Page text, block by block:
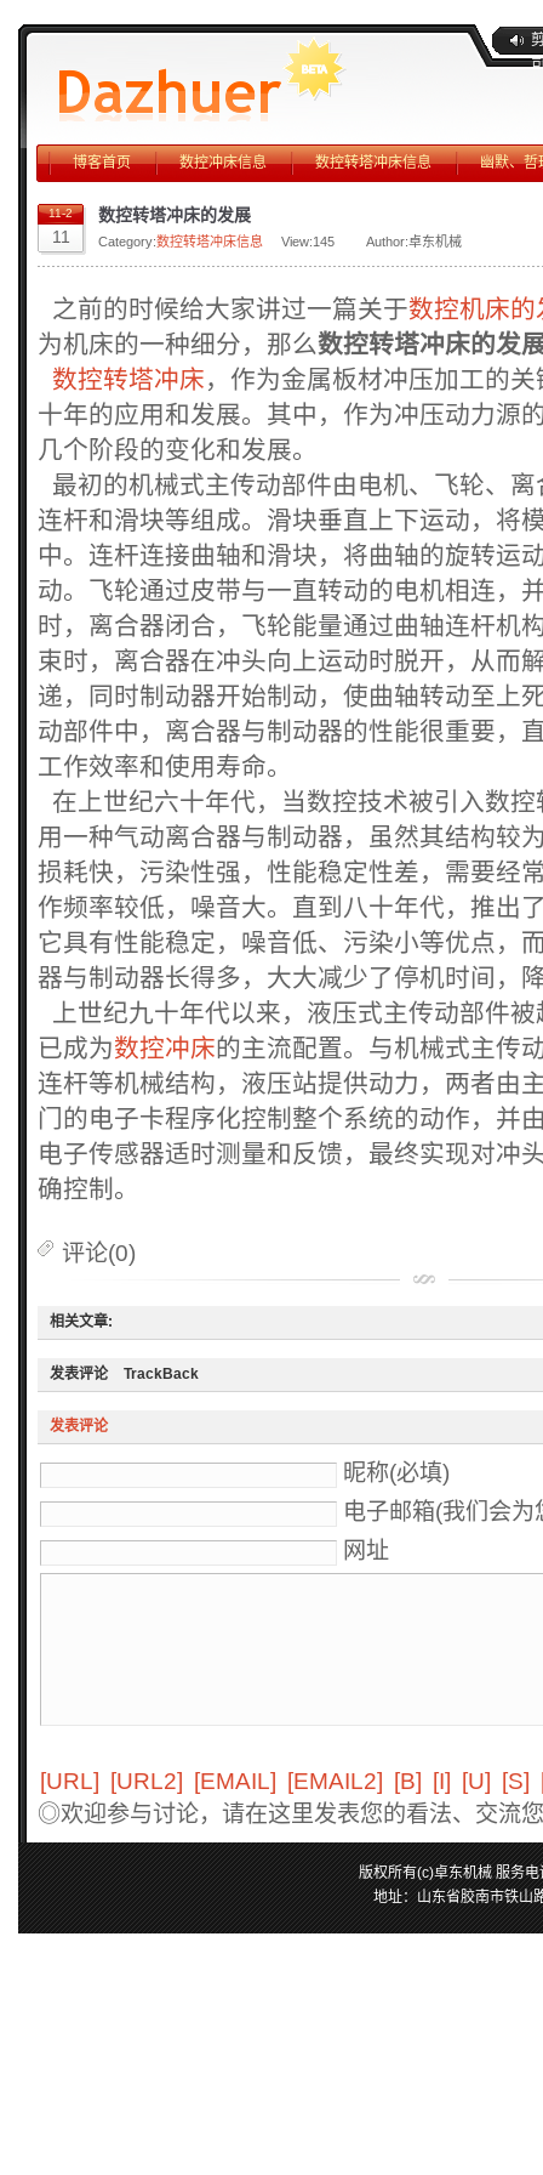
博客首页 数控冲床信息 数控转塔冲床信息 幽默、哲
11-2
11
数控转塔冲床的发展
Category:数控转塔冲床信息 View:145 Author:卓东机械
之前的时候给大家讲过一篇关于数控机床的
为机床的一种细分，那么数控转塔冲床的发
数控转塔冲床，作为金属板材冲压加工的
十年的应用和发展。其中，作为冲压动力源
几个阶段的变化和发展。
最初的机械式主传动部件由电机、飞轮、
连杆和滑块等组成。滑块垂直上下运动，将
中。连杆连接曲轴和滑块，将曲轴的旋转运
动。飞轮通过皮带与一直转动的电机相连，
时，离合器闭合，飞轮能量通过曲轴连杆机
束时，离合器在冲头向上运动时脱开，从而
递，同时制动器开始制动，使曲轴转动至上
动部件中，离合器与制动器的性能很重要，
工作效率和使用寿命。
在上世纪六十年代，当数控技术被引入数
用一种气动离合器与制动器，虽然其结构较
损耗快，污染性强，性能稳定性差，需要经
作频率较低，噪音大。直到八十年代，推出
它具有性能稳定，噪音低、污染小等优点，
器与制动器长得多，大大减少了停机时间，
上世纪九十年代以来，液压式主传动部件
已成为数控冲床的主流配置。与机械式主传
连杆等机械结构，液压站提供动力，两者由
门的电子卡程序化控制整个系统的动作，并
电子传感器适时测量和反馈，最终实现对冲
确控制。
评论(0)
相关文章:
发表评论 TrackBack
发表评论
昵称(必填)
电子邮箱(我们会为
网址
[URL] [URL2] [EMAIL] [EMAIL2] [B] [I] [U] [S]
◎欢迎参与讨论，请在这里发表您的看法、交流
版权所有(c)卓东机械 服务
地址：山东省胶南市铁山